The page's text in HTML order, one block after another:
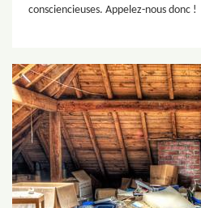
consciencieuses. Appelez-nous donc !